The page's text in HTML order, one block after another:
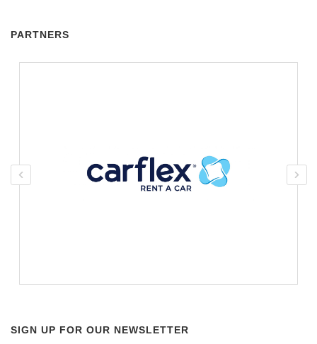
PARTNERS
SIGN UP FOR OUR NEWSLETTER